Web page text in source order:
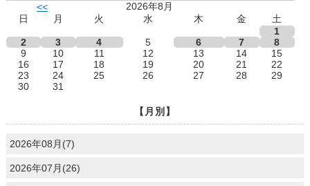
<<
2026年8月
日
月 火 水 木 金
土
1
2
3 4 5 6 7
8
9
10 11 12 13 14
15
16
17 18 19 20 21
22
23
24 25 26 27 28
29
30
31
【月別】
2026年08月(7)
2026年07月(26)